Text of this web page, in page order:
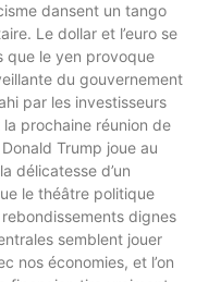
dansent un tango
Le dollar et l’euro se
que le yen provoque
du gouvernement
par les investisseurs
prochaine réunion de
Trump joue au
délicatesse d’un
le théâtre politique
dignes
semblent jouer
nos économies, et l’on